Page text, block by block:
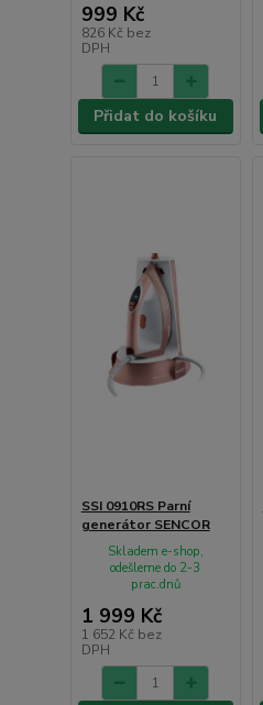
999 Kč
826 Kč bez
DPH
Přidat do košíku
SSI 0910RS Parní
generátor SENCOR
1 999 Kč
1 652 Kč bez
DPH
Skladem e-shop,
odešleme do 2-3
prac.dnů